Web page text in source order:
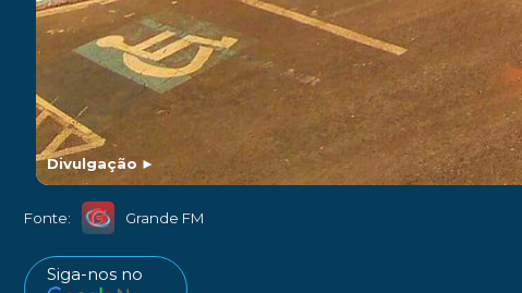
Divulgação ►
Fonte: Grande FM
Siga-nos no